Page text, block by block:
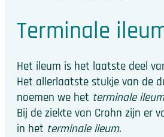
Terminale
Het ileum is het laatste deel
Het allerlaatste stukje van de
noemen we het terminale ileum
Bij de ziekte van Crohn zijn er
in het terminale ileum.